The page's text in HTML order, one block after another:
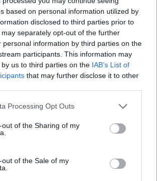
based on personal information utilized by
disclosed to third parties prior to
separately opt-out of the further
personal information by third parties on the
participants. This information may
us to third parties on the IAB’s List of
that may further disclose it to other
Processing Opt Outs
out of the Sharing of my
out of the Sale of my